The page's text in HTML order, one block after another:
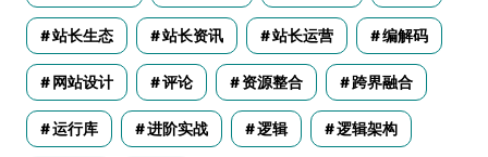
站长生态 站长资讯 站长运营 编解码
网站设计 评论 资源整合 跨界融合
运行库 进阶实战 逻辑 逻辑架构